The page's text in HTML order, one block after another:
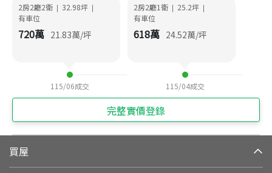
2房2廳2衛 | 32.98坪 |
有車位
720萬 21.83萬/坪
115/06成交
2房2廳1衛 | 25.2坪 |
有車位
618萬 24.52萬/坪
115/04成交
完整實價登錄
買屋